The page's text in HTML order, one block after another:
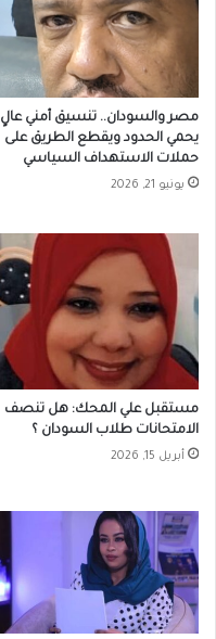
مصر والسودان.. تنسيق أمني عالٍ
يحمي الحدود ويقطع الطريق على
حملات الاستهداف السياسي
يونيو 21, 2026
مستقبل علي المحك: هل تنصف
الامتحانات طلاب السودان ؟
أبريل 15, 2026